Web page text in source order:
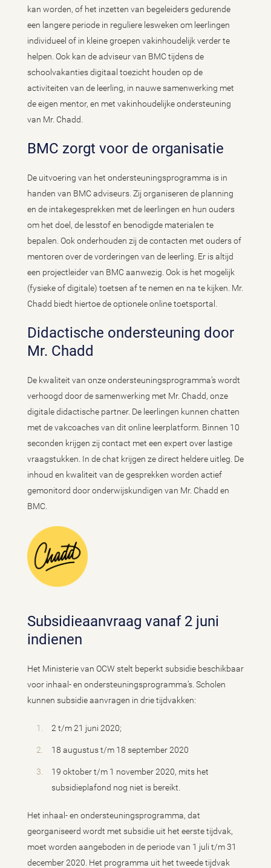
kan worden, of het inzetten van begeleiders gedurende
een langere periode in reguliere lesweken om leerlingen
individueel of in kleine groepen vakinhoudelijk verder te
helpen. Ook kan de adviseur van BMC tijdens de
schoolvakanties digitaal toezicht houden op de
activiteiten van de leerling, in nauwe samenwerking met
de eigen mentor, en met vakinhoudelijke ondersteuning
van Mr. Chadd.
BMC zorgt voor de organisatie
De uitvoering van het ondersteuningsprogramma is in
handen van BMC adviseurs. Zij organiseren de planning
en de intakegesprekken met de leerlingen en hun ouders
om het doel, de lesstof en benodigde materialen te
bepalen. Ook onderhouden zij de contacten met ouders of
mentoren over de vorderingen van de leerling. Er is altijd
een projectleider van BMC aanwezig. Ook is het mogelijk
(fysieke of digitale) toetsen af te nemen en na te kijken. Mr.
Chadd biedt hiertoe de optionele online toetsportal.
Didactische ondersteuning door
Mr. Chadd
De kwaliteit van onze ondersteuningsprogramma’s wordt
verhoogd door de samenwerking met Mr. Chadd, onze
digitale didactische partner. De leerlingen kunnen chatten
met de vakcoaches van dit online leerplatform. Binnen 10
seconden krijgen zij contact met een expert over lastige
vraagstukken. In de chat krijgen ze direct heldere uitleg. De
inhoud en kwaliteit van de gesprekken worden actief
gemonitord door onderwijskundigen van Mr. Chadd en
BMC.
Subsidieaanvraag vanaf 2 juni
indienen
Het Ministerie van OCW stelt beperkt subsidie beschikbaar
voor inhaal- en ondersteuningsprogramma’s. Scholen
kunnen subsidie aanvragen in drie tijdvakken:
2 t/m 21 juni 2020;
18 augustus t/m 18 september 2020
19 oktober t/m 1 november 2020, mits het
subsidieplafond nog niet is bereikt.
Het inhaal- en ondersteuningsprogramma, dat
georganiseerd wordt met subsidie uit het eerste tijdvak,
moet worden aangeboden in de periode van 1 juli t/m 31
december 2020. Het programma uit het tweede tijdvak